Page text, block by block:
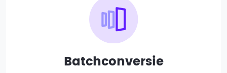
Batchconversie